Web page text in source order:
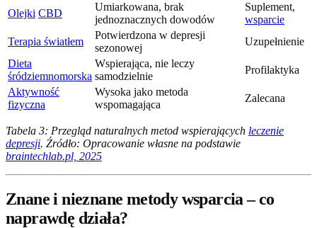
Olejki CBD
Umiarkowana, brak
jednoznacznych dowodów
Suplement,
wsparcie
Terapia światłem
Potwierdzona w depresji
sezonowej
Uzupełnienie
Dieta
śródziemnomorska
Wspierająca, nie leczy
samodzielnie
Profilaktyka
Aktywność
fizyczna
Wysoka jako metoda
wspomagająca
Zalecana
Tabela 3: Przegląd naturalnych metod wspierających leczenie
depresji. Źródło: Opracowanie własne na podstawie
braintechlab.pl, 2025
Znane i nieznane metody wsparcia – co
naprawdę działa?